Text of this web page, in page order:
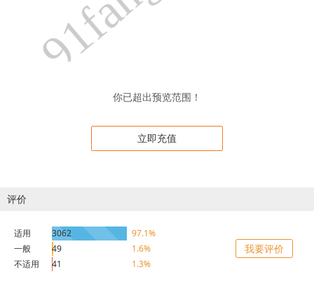
你已超出预览范围！
立即充值
评价
适用 3062
97.1%
一般
49
1.6%
不适用
41 1.3%
我要评价